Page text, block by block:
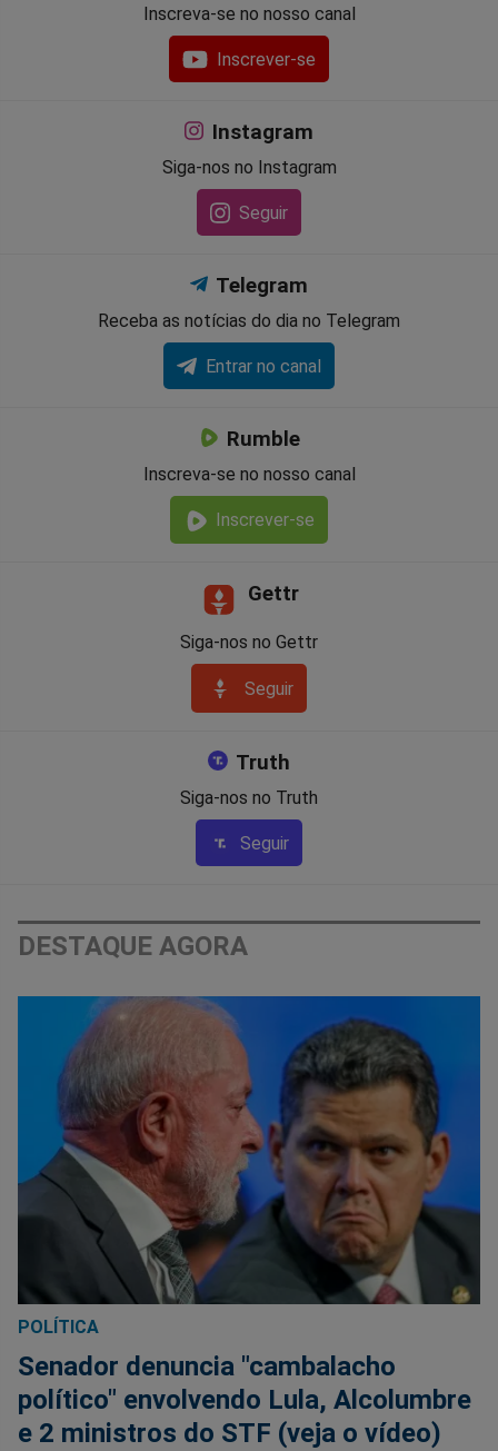
Inscreva-se no nosso canal
Inscrever-se
Instagram
Siga-nos no Instagram
Seguir
Telegram
Receba as notícias do dia no Telegram
Entrar no canal
Rumble
Inscreva-se no nosso canal
Inscrever-se
Gettr
Siga-nos no Gettr
Seguir
Truth
Siga-nos no Truth
Seguir
DESTAQUE AGORA
POLÍTICA
Senador denuncia "cambalacho
político" envolvendo Lula, Alcolumbre
e 2 ministros do STF (veja o vídeo)